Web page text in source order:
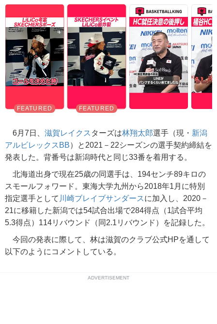
6月7日、 滋賀レイクス ターズは林翔太郎選手（現・ 新潟
アルビレックスBB）と2021－22シーズンの選手契約締結を
発表した。背番号は新潟時代と同じ33番を着用する。
北海道出身で現在25歳の同選手は、194センチ89キロの
スモールフォワード。東海大学九州から2018年1月に特別
指定選手として 川崎ブレイブサンダースに加入し、2020－
21に移籍した新潟では54試合出場で284得点（1試合平均
5.3得点）114リバウンド（同2.1リバウンド）を記録した。
今回の発表に際して、林は滋賀のクラブ公式HPを通して
以下のようにコメントしている。
ADVERTISEMENT